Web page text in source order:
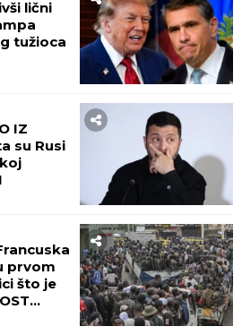
doživeo je infarkt": Emina
tragediji, zbog ovog ima
Mori otkrila kroz kakav je
prolazila dok je snimala seriju
sa ALKOHOLOM I DEPRESIJOM